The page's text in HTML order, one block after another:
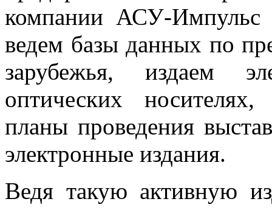
компании АСУ-
ведем базы данных по
зарубежья, издаем
оптических
планы проведения
электронные издания.
Ведя такую активную